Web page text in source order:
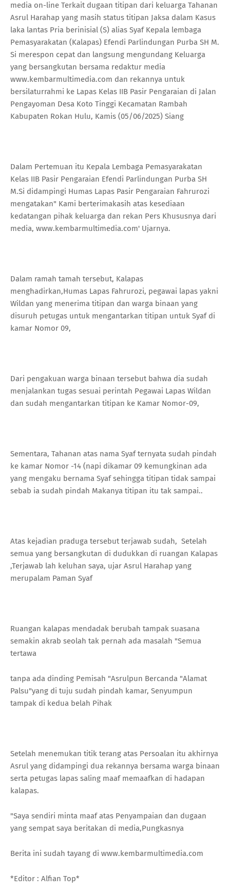
media on-line Terkait dugaan titipan dari keluarga Tahanan
Asrul Harahap yang masih status titipan Jaksa dalam Kasus
laka lantas Pria berinisial (S) alias Syaf Kepala lembaga
Pemasyarakatan (Kalapas) Efendi Parlindungan Purba SH M.
Si merespon cepat dan langsung mengundang Keluarga
yang bersangkutan bersama redaktur media
www.kembarmultimedia.com dan rekannya untuk
bersilaturrahmi ke Lapas Kelas IIB Pasir Pengaraian di Jalan
Pengayoman Desa Koto Tinggi Kecamatan Rambah
Kabupaten Rokan Hulu, Kamis (05/06/2025) Siang
Dalam Pertemuan itu Kepala Lembaga Pemasyarakatan
Kelas IIB Pasir Pengaraian Efendi Parlindungan Purba SH
M.Si didampingi Humas Lapas Pasir Pengaraian Fahrurozi
mengatakan" Kami berterimakasih atas kesediaan
kedatangan pihak keluarga dan rekan Pers Khususnya dari
media, www.kembarmultimedia.com' Ujarnya.
Dalam ramah tamah tersebut, Kalapas
menghadirkan,Humas Lapas Fahrurozi, pegawai lapas yakni
Wildan yang menerima titipan dan warga binaan yang
disuruh petugas untuk mengantarkan titipan untuk Syaf di
kamar Nomor 09,
Dari pengakuan warga binaan tersebut bahwa dia sudah
menjalankan tugas sesuai perintah Pegawai Lapas Wildan
dan sudah mengantarkan titipan ke Kamar Nomor-09,
Sementara, Tahanan atas nama Syaf ternyata sudah pindah
ke kamar Nomor -14 (napi dikamar 09 kemungkinan ada
yang mengaku bernama Syaf sehingga titipan tidak sampai
sebab ia sudah pindah Makanya titipan itu tak sampai..
Atas kejadian praduga tersebut terjawab sudah, Setelah
semua yang bersangkutan di dudukkan di ruangan Kalapas
,Terjawab lah keluhan saya, ujar Asrul Harahap yang
merupalam Paman Syaf
Ruangan kalapas mendadak berubah tampak suasana
semakin akrab seolah tak pernah ada masalah "Semua
tertawa
tanpa ada dinding Pemisah "Asrulpun Bercanda "Alamat
Palsu"yang di tuju sudah pindah kamar, Senyumpun
tampak di kedua belah Pihak
Setelah menemukan titik terang atas Persoalan itu akhirnya
Asrul yang didampingi dua rekannya bersama warga binaan
serta petugas lapas saling maaf memaafkan di hadapan
kalapas.
"Saya sendiri minta maaf atas Penyampaian dan dugaan
yang sempat saya beritakan di media,Pungkasnya
Berita ini sudah tayang di www.kembarmultimedia.com
*Editor : Alfian Top*